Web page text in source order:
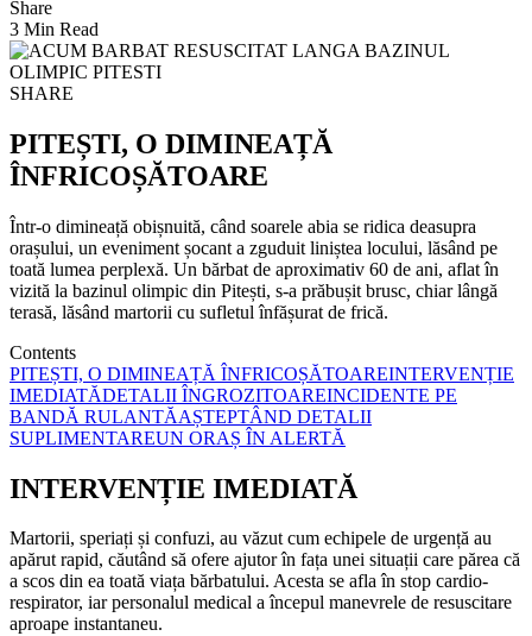
Share
3 Min Read
SHARE
PITEȘTI, O DIMINEAȚĂ
ÎNFRICOȘĂTOARE
Într-o dimineață obișnuită, când soarele abia se ridica deasupra
orașului, un eveniment șocant a zguduit liniștea locului, lăsând pe
toată lumea perplexă. Un bărbat de aproximativ 60 de ani, aflat în
vizită la bazinul olimpic din Pitești, s-a prăbușit brusc, chiar lângă
terasă, lăsând martorii cu sufletul înfășurat de frică.
Contents
PITEȘTI, O DIMINEAȚĂ ÎNFRICOȘĂTOAREINTERVENȚIE
IMEDIATĂDETALII ÎNGROZITOAREINCIDENTE PE
BANDĂ RULANTĂAȘTEPTÂND DETALII
SUPLIMENTAREUN ORAȘ ÎN ALERTĂ
INTERVENȚIE IMEDIATĂ
Martorii, speriați și confuzi, au văzut cum echipele de urgență au
apărut rapid, căutând să ofere ajutor în fața unei situații care părea că
a scos din ea toată viața bărbatului. Acesta se afla în stop cardio-
respirator, iar personalul medical a începul manevrele de resuscitare
aproape instantaneu.